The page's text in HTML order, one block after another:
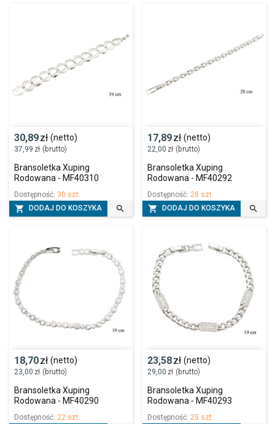
30,89zł (netto)
37,99 zł (brutto)
Bransoletka Xuping
Rodowana - MF40310
Dostępność: 30 szt.
 DODAJ DO KOSZYKA 
17,89zł (netto)
22,00 zł (brutto)
Bransoletka Xuping
Rodowana - MF40292
Dostępność: 28 szt.
 DODAJ DO KOSZYKA 
18,70zł (netto)
23,00 zł (brutto)
Bransoletka Xuping
Rodowana - MF40290
Dostępność: 22 szt.
23,58zł (netto)
29,00 zł (brutto)
Bransoletka Xuping
Rodowana - MF40293
Dostępność: 25 szt.